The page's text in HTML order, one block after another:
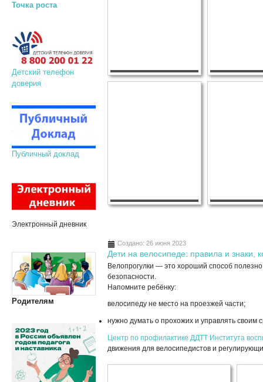
Создано: 26 июня 2023
Дети на велосипеде: правила и знаки,
Велопрогулки — это хороший способ
безопасности.
Напомните ребёнку:
велосипеду не место на проезжей части;
нужно думать о прохожих и управлять своим
Центр по профилактике ДДТТ Института
движения для велосипедистов и
Точка роста
Детский телефон
доверия
Публичный доклад
Электронный дневник
Родителям